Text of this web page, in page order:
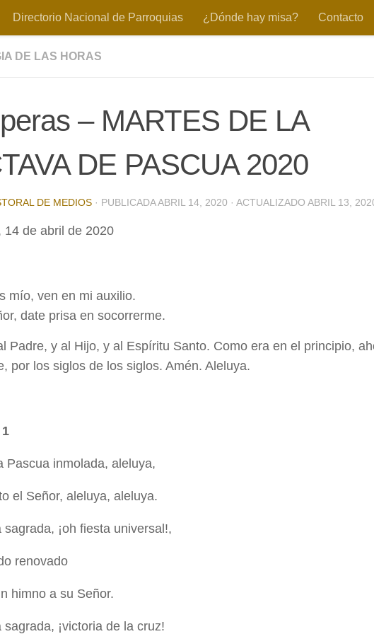
Directorio Nacional de Parroquias ¿Dónde hay misa? Contacto
DE LAS HORAS
– MARTES DE LA
DE PASCUA 2020
DE MEDIOS · PUBLICADAABRIL 14, 2020 · ACTUALIZADO ABRIL 13,
14 de abril de 2020
mío, ven en mi auxilio.
date prisa en socorrerme.
Padre, y al Hijo, y al Espíritu Santo. Como era en el principio,
por los siglos de los siglos. Amén. Aleluya.
Pascua inmolada, aleluya,
el Señor, aleluya, aleluya.
sagrada, ¡oh fiesta universal!,
renovado
himno a su Señor.
sagrada, ¡victoria de la cruz!